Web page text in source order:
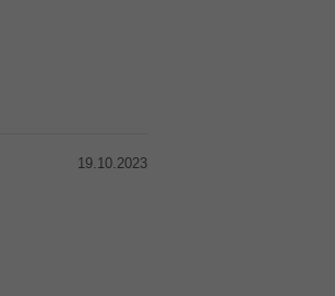
19.10.2023